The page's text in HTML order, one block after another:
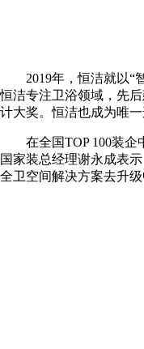
2019年，恒洁就以“智
恒洁专注卫浴领域，先
计大奖。恒洁也成为唯
在全国TOP 100装企中
国家装总经理谢永成表
全卫空间解决方案去升级